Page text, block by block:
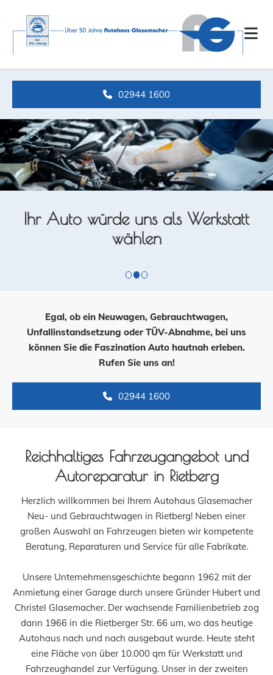
02944 1600
Ihr Auto würde uns als Werkstatt
wählen
Egal, ob ein Neuwagen, Gebrauchtwagen,
Unfallinstandsetzung oder TÜV-Abnahme, bei uns
können Sie die Faszination Auto hautnah erleben.
Rufen Sie uns an!
02944 1600
Reichhaltiges Fahrzeugangebot und
Autoreparatur in Rietberg
Herzlich willkommen bei Ihrem Autohaus Glasemacher
Neu- und Gebrauchtwagen in Rietberg! Neben einer
großen Auswahl an Fahrzeugen bieten wir kompetente
Beratung, Reparaturen und Service für alle Fabrikate.
Unsere Unternehmensgeschichte begann 1962 mit der
Anmietung einer Garage durch unsere Gründer Hubert und
Christel Glasemacher. Der wachsende Familienbetrieb zog
dann 1966 in die Rietberger Str. 66 um, wo das heutige
Autohaus nach und nach ausgebaut wurde. Heute steht
eine Fläche von über 10.000 qm für Werkstatt und
Fahrzeughandel zur Verfügung. Unser in der zweiten